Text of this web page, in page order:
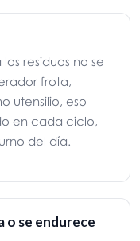
residuos no se
frota,
utensilio, eso
en cada ciclo,
del día.
o se endurece